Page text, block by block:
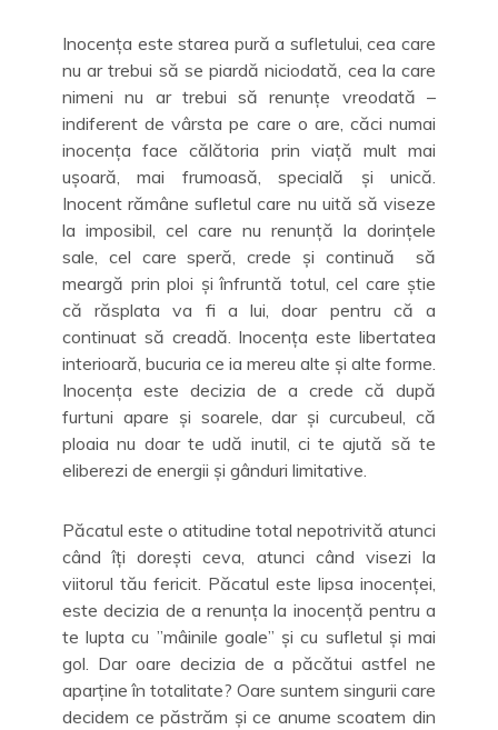
Inocența este starea pură a sufletului, cea care
nu ar trebui să se piardă niciodată, cea la care
nimeni nu ar trebui să renunțe vreodată –
indiferent de vârsta pe care o are, căci numai
inocența face călătoria prin viață mult mai
ușoară, mai frumoasă, specială și unică.
Inocent rămâne sufletul care nu uită să viseze
la imposibil, cel care nu renunță la dorințele
sale, cel care speră, crede și continuă să
meargă prin ploi și înfruntă totul, cel care știe
că răsplata va fi a lui, doar pentru că a
continuat să creadă. Inocența este libertatea
interioară, bucuria ce ia mereu alte și alte forme.
Inocența este decizia de a crede că după
furtuni apare și soarele, dar și curcubeul, că
ploaia nu doar te udă inutil, ci te ajută să te
eliberezi de energii și gânduri limitative.
Păcatul este o atitudine total nepotrivită atunci
când îți dorești ceva, atunci când visezi la
viitorul tău fericit. Păcatul este lipsa inocenței,
este decizia de a renunța la inocență pentru a
te lupta cu ”mâinile goale” și cu sufletul și mai
gol. Dar oare decizia de a păcătui astfel ne
aparține în totalitate? Oare suntem singurii care
decidem ce păstrăm și ce anume scoatem din